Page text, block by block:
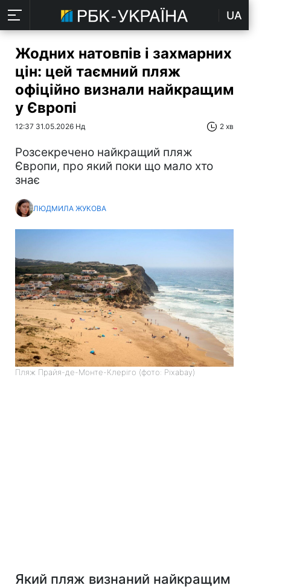
UA
Жодних натовпів і захмарних
цін: цей таємний пляж
офіційно визнали найкращим
у Європі
12:37 31.05.2026 Нд 2 хв
Розсекречено найкращий пляж
Європи, про який поки що мало хто
знає
ЛЮДМИЛА ЖУКОВА
Пляж Прайя-де-Монте-Клеріго (фото: Pixabay)
Який пляж визнаний найкращим